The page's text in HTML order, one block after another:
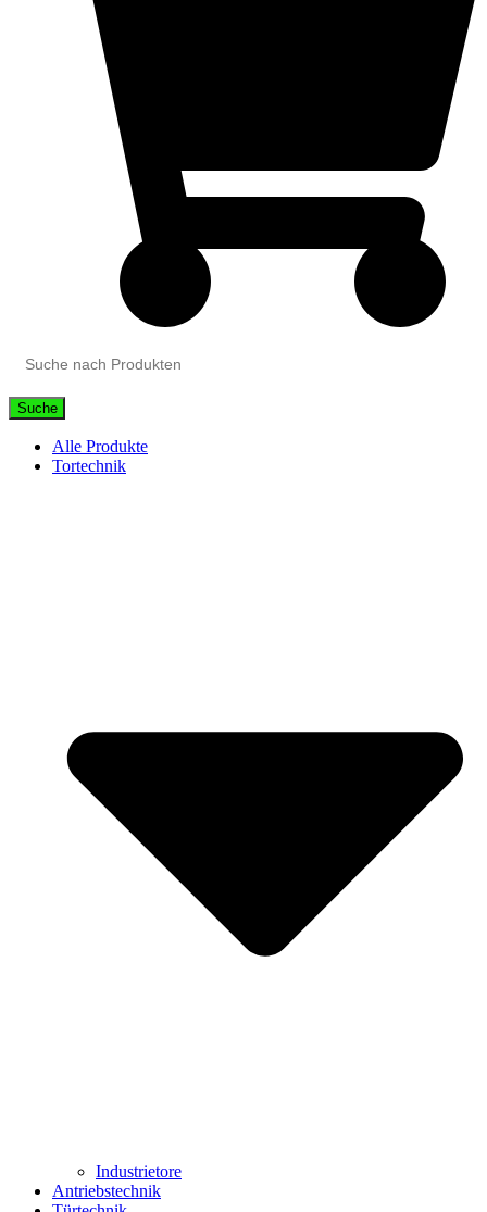
Suche
Alle Produkte
Tortechnik
Industrietore
Antriebstechnik